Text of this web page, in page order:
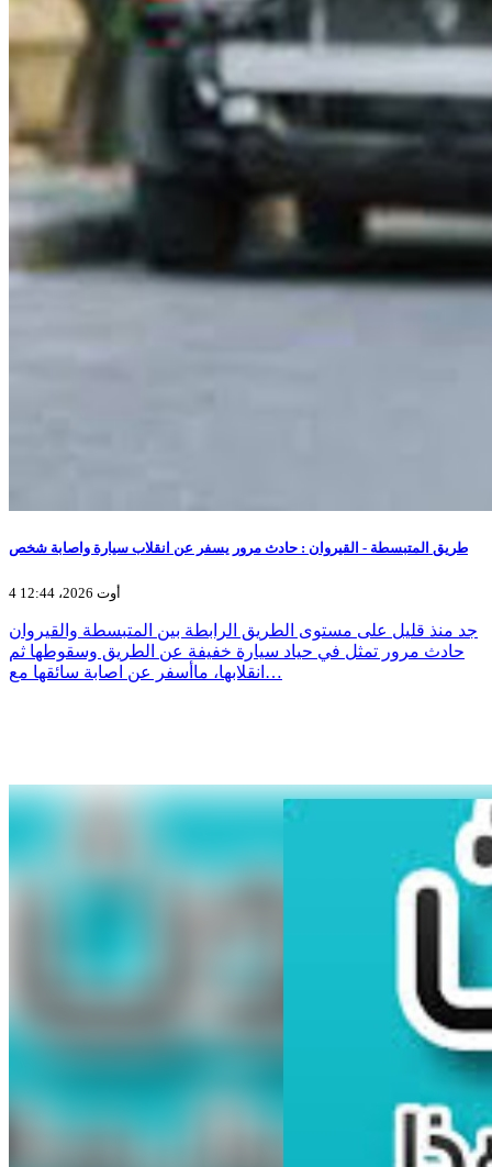
طريق المتبسطة - القيروان : حادث مرور يسفر عن انقلاب سيارة واصابة شخص
4 أوت 2026، 12:44
جد منذ قليل على مستوى الطريق الرابطة بين المتبسطة والقيروان
حادث مرور تمثل في حياد سيارة خفيفة عن الطريق وسقوطها ثم
انقلابها، ماأسفر عن اصابة سائقها مع…